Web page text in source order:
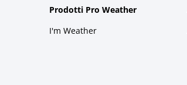
Prodotti Pro Weather
I'm Weather